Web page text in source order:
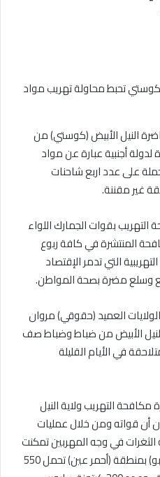
النيل الأبيض (كوستي) من
أجنبية عبارة عن مواد
على عدد اربع شاحنات
غير مقننة.
التهريب بقوات الجمارك اللواء
المنتشرة في كافة ربوع
التي تدمر الإقتصاد
وسلع مضرة بصحة المواطن.
العميد (حقوقي) مروان
الأبيض من ضباط وضباط صف
في الأيام القليلة
التهريب ولاية النيل
أن قواته ومن خلال عمليات
في وجه المهربين تمكنت
من ضبط عدد أربعة دفارات (جامبو) بمنطقة (أحمر عين) تحمل 550